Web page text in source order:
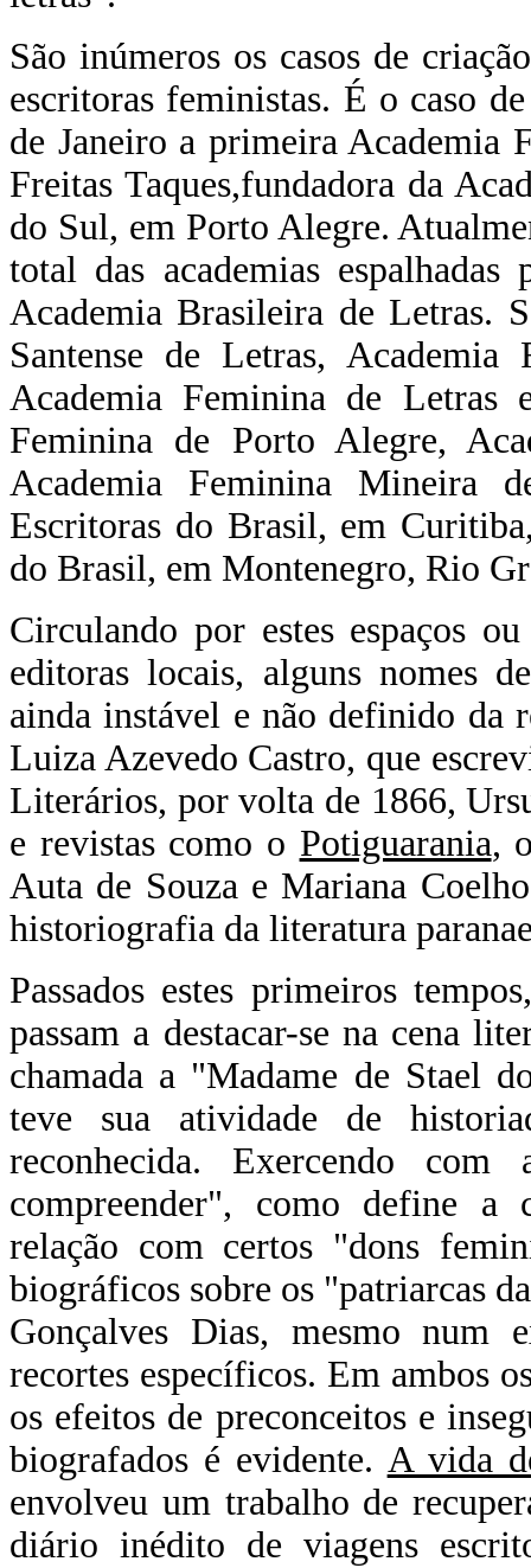
São inúmeros os casos de
escritoras feministas. É o caso
de Janeiro a primeira Academia
Freitas Taques,fundadora da
do Sul, em Porto Alegre.
total das academias
Academia Brasileira de Letras.
Santense de Letras,
Academia Feminina de Letras
Feminina de Porto Alegre,
Academia Feminina Mineira
Escritoras do Brasil, em
do Brasil, em Montenegro, Rio
Circulando por estes espaços
editoras locais, alguns nomes
ainda instável e não definido da
Luiza Azevedo Castro, que
Literários, por volta de 1866,
e revistas como o Potiguarania,
Auta de Souza e Mariana
historiografia da literatura
Passados estes primeiros
passam a destacar-se na cena
chamada a "Madame de Stael
teve sua atividade de
reconhecida. Exercendo
compreender", como define a
relação com certos "dons
biográficos sobre os "patriarcas
Gonçalves Dias, mesmo num
recortes específicos. Em ambos
os efeitos de preconceitos e
biografados é evidente. A vida
envolveu um trabalho de
diário inédito de viagens